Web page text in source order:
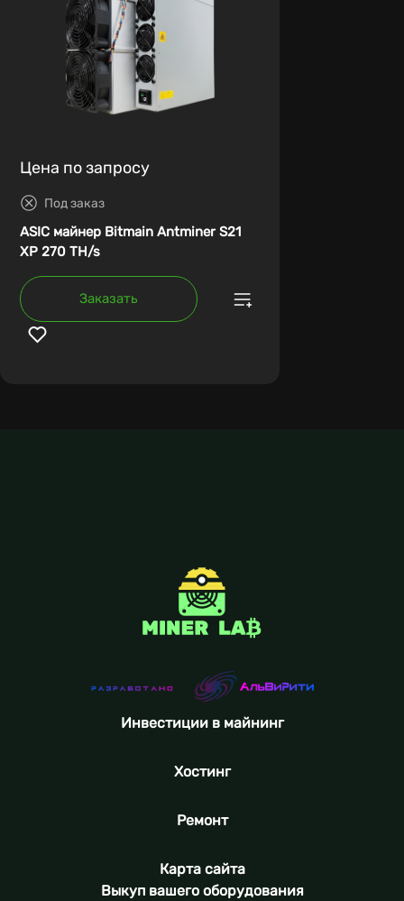
Цена по запросу
Под заказ
ASIC майнер Bitmain Antminer S21
XP 270 TH/s
Заказать
Инвестиции в майнинг
Хостинг
Ремонт
Карта сайта
Выкуп вашего оборудования